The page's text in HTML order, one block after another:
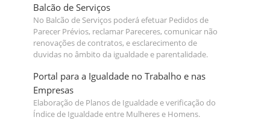
Balcão de Serviços
No Balcão de Serviços poderá efetuar Pedidos de
Parecer Prévios, reclamar Pareceres, comunicar não
renovações de contratos, e esclarecimento de
duvidas no âmbito da igualdade e parentalidade.
Portal para a Igualdade no Trabalho e nas
Empresas
Elaboração de Planos de Igualdade e verificação do
Índice de Igualdade entre Mulheres e Homens.